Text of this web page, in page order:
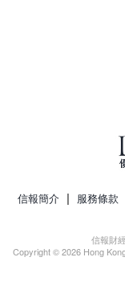
信報簡介 | 服務條款
信報財
Copyright © 2026 Hong